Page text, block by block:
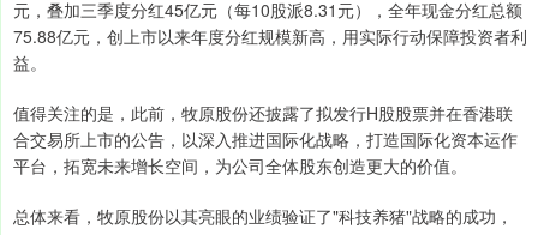
元，叠加三季度分红45亿元（每10股派8.31元），全年现金分红总额
75.88亿元，创上市以来年度分红规模新高，用实际行动保障投资者利
益。
值得关注的是，此前，牧原股份还披露了拟发行H股股票并在香港联
合交易所上市的公告，以深入推进国际化战略，打造国际化资本运作
平台，拓宽未来增长空间，为公司全体股东创造更大的价值。
总体来看，牧原股份以其亮眼的业绩验证了"科技养猪"战略的成功，